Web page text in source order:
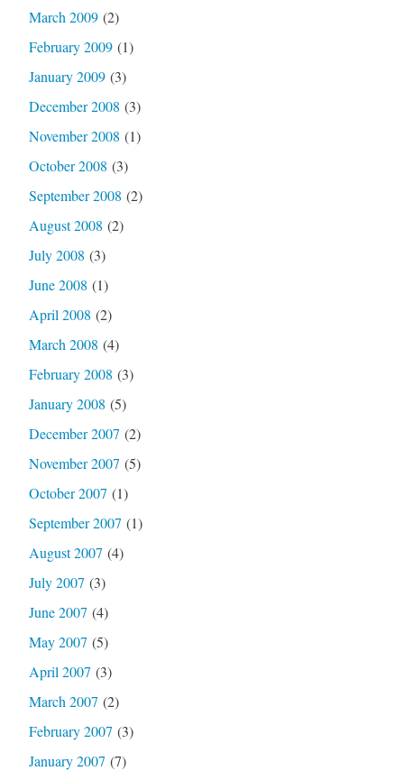
March 2009(2)
February 2009(1)
January 2009(3)
December 2008 (3)
November 2008 (1)
October 2008 (3)
September 2008 (2)
August 2008 (2)
July 2008 (3)
June 2008 (1)
April 2008 (2)
March 2008 (4)
February 2008 (3)
January 2008 (5)
December 2007 (2)
November 2007 (5)
October 2007 (1)
September 2007 (1)
August 2007 (4)
July 2007 (3)
June 2007 (4)
May 2007 (5)
April 2007 (3)
March 2007 (2)
February 2007 (3)
January 2007 (7)